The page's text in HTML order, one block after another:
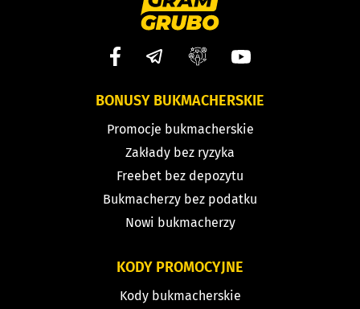
BONUSY BUKMACHERSKIE
Promocje bukmacherskie
Zakłady bez ryzyka
Freebet bez depozytu
Bukmacherzy bez podatku
Nowi bukmacherzy
KODY PROMOCYJNE
Kody bukmacherskie